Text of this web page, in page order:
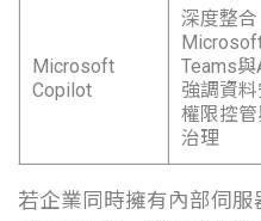
Microsoft
Copilot
深度整合
Teams與
強調資料
權限控
治理
若企業同時擁有內部伺